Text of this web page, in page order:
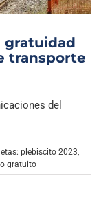
gratuidad
transporte
del
plebiscito 2023,
gratuito